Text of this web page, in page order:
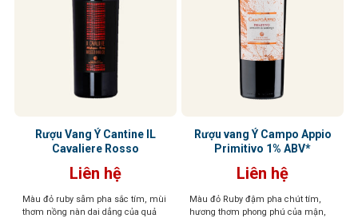
Rượu Vang Ý Cantine IL
Cavaliere Rosso
Liên hệ
Màu đỏ ruby sẫm pha sắc tím, mùi
thơm nồng nàn dai dẳng của quả
Rượu vang Ý Campo Appio
Primitivo 1% ABV*
Liên hệ
Màu đỏ Ruby đậm pha chút tím,
hương thơm phong phú của mận,